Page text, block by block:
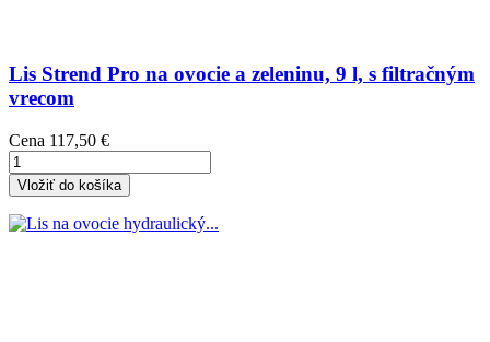
Lis Strend Pro na ovocie a zeleninu, 9 l, s filtračným
vrecom
Cena 117,50 €
Vložiť do košíka